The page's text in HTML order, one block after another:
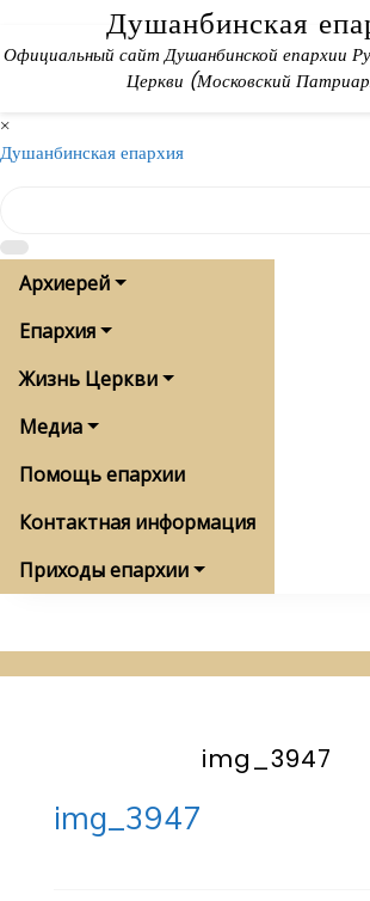
content
Душанбинская
Официальный сайт Душанбинской епархии
Церкви (Московский
×
Душанбинская епархия
Архиерей
Епархия
Жизнь Церкви
Медиа
Помощь епархии
Контактная информация
Приходы епархии
img_3947
img_3947